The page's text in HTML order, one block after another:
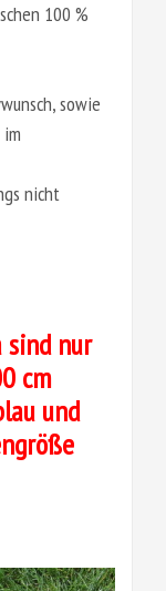
100 %
sowie
nicht
sind nur
cm
und